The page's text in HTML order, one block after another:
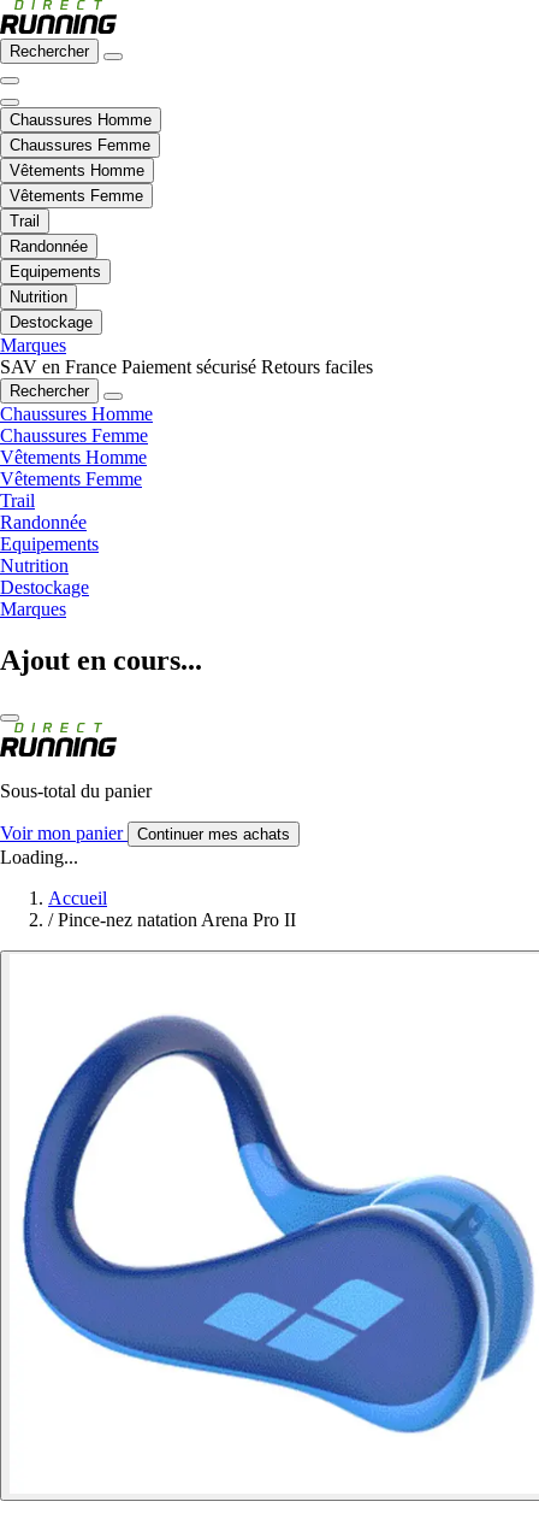
Rechercher
Chaussures Homme
Chaussures Femme
Vêtements Homme
Vêtements Femme
Trail
Randonnée
Equipements
Nutrition
Destockage
Marques
SAV en France Paiement sécurisé Retours faciles
Rechercher
Chaussures Homme
Chaussures Femme
Vêtements Homme
Vêtements Femme
Trail
Randonnée
Equipements
Nutrition
Destockage
Marques
Ajout en cours...
Sous-total du panier
Voir mon panier Continuer mes achats
Loading...
Accueil
/ Pince-nez natation Arena Pro II